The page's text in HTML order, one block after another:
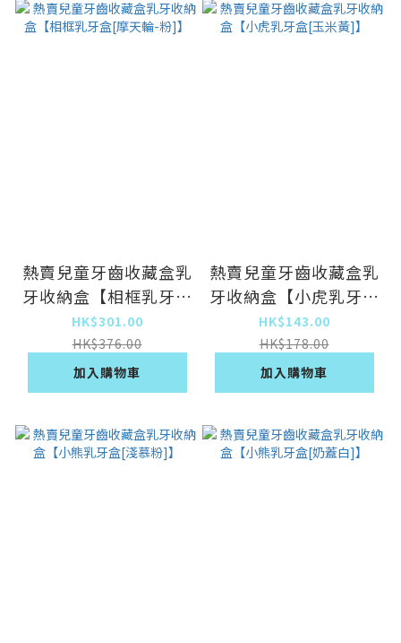
熱賣兒童牙齒收藏盒乳
牙收納盒【相框乳牙盒
[摩天輪-粉]】
HK$301.00
HK$376.00
加入購物車
熱賣兒童牙齒收藏盒乳
牙收納盒【小虎乳牙盒
[玉米黃]】
HK$143.00
HK$178.00
加入購物車